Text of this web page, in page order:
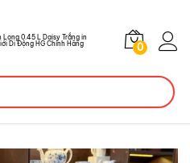
Long 0.45 L Daisy Trắng in
Di Động HG Chính Hãng
0